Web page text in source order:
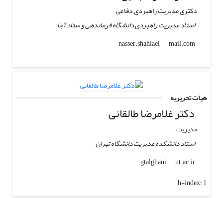
دکتری مدیریت راهبردی دفاعی
استاد مدیریت راهبردی دانشگاه فرماندهی و ستاد آجا
nasser.shahlaei
mail.com
هیات تحریریه
دکتر غلامرضا طالقانی
مدیریت
استاد دانشکده مدیریت دانشگاه تهران
gtalghani
ut.ac.ir
h-index:1